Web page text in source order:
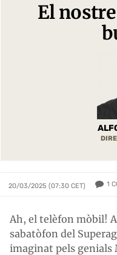
El
20/03/2025 (07:30 CET) 1
Ah, el telèfon mòbil!
sabatòfon del
imaginat pels genials